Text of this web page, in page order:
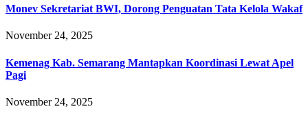
Monev Sekretariat BWI, Dorong Penguatan Tata Kelola Wakaf
November 24, 2025
Kemenag Kab. Semarang Mantapkan Koordinasi Lewat Apel
Pagi
November 24, 2025